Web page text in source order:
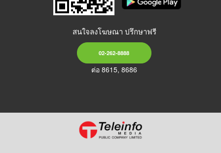
สนใจลงโฆษณา ปรึกษาฟรี
02-262-8888
ต่อ 8615, 8686